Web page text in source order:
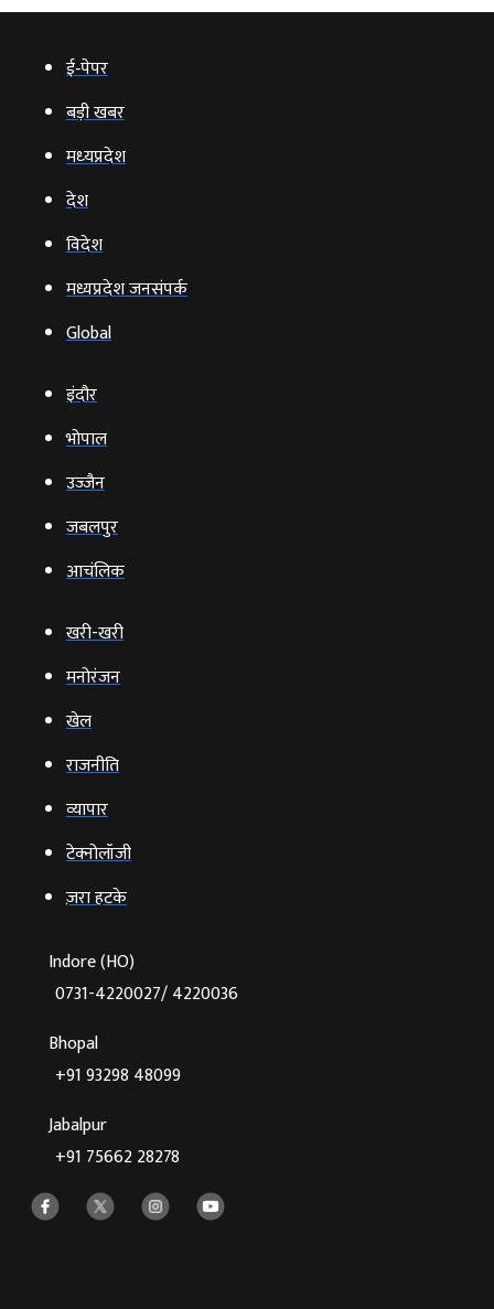
ई‑पेपर
बड़ी खबर
मध्‍यप्रदेश
देश
विदेश
मध्यप्रदेश जनसंपर्क
Global
इंदौर
भोपाल
उज्‍जैन
जबलपुर
आचंलिक
खरी-खरी
मनोरंजन
खेल
राजनीति
व्‍यापार
टेक्‍नोलॉजी
ज़रा हटके
Indore (HO)
0731-4220027/ 4220036
Bhopal
+91 93298 48099
Jabalpur
+91 75662 28278